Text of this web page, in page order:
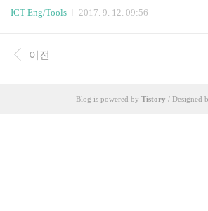
를 바탕으로 빌드를 진행한다. 웹 어플리케이
통해서 빌드를 실행하고 히스토리와 변경사항
를 실시간으로 볼 수 있다. 빌드실행(Build
당 프로젝트 관리 페이지에 접근하여 왼쪽 메
에 접근하면 아래와 같이 연동설정한 Github
ICT Eng/Tools 2017. 9. 12. 09:56
이전
Blog is powered by Tistory / Designed